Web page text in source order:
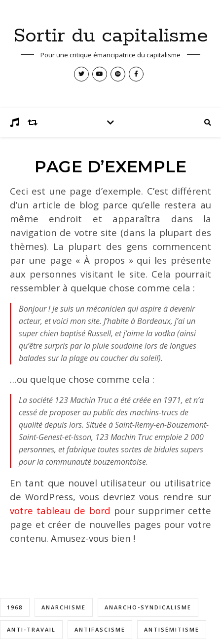
Sortir du capitalisme
Pour une critique émancipatrice du capitalisme
PAGE D’EXEMPLE
Ceci est une page d’exemple. C’est différent
d’un article de blog parce qu’elle restera au
même endroit et apparaîtra dans la
navigation de votre site (dans la plupart des
thèmes). La plupart des gens commencent
par une page « À propos » qui les présente
aux personnes visitant le site. Cela pourrait
ressembler à quelque chose comme cela :
Bonjour ! Je suis un mécanicien qui aspire à devenir
acteur, et voici mon site. J’habite à Bordeaux, j’ai un
super chien baptisé Russell, et j’aime la vodka (ainsi
qu’être surpris par la pluie soudaine lors de longues
balades sur la plage au coucher du soleil).
…ou quelque chose comme cela :
La société 123 Machin Truc a été créée en 1971, et n’a
cessé de proposer au public des machins-trucs de
qualité depuis lors. Située à Saint-Remy-en-Bouzemont-
Saint-Genest-et-Isson, 123 Machin Truc emploie 2 000
personnes, et fabrique toutes sortes de bidules supers
pour la communauté bouzemontoise.
En tant que nouvel utilisateur ou utilisatrice
de WordPress, vous devriez vous rendre sur
votre tableau de bord pour supprimer cette
page et créer de nouvelles pages pour votre
contenu. Amusez-vous bien !
1968 ANARCHISME ANARCHO-SYNDICALISME
ANTI-TRAVAIL ANTIFASCISME ANTISÉMITISME